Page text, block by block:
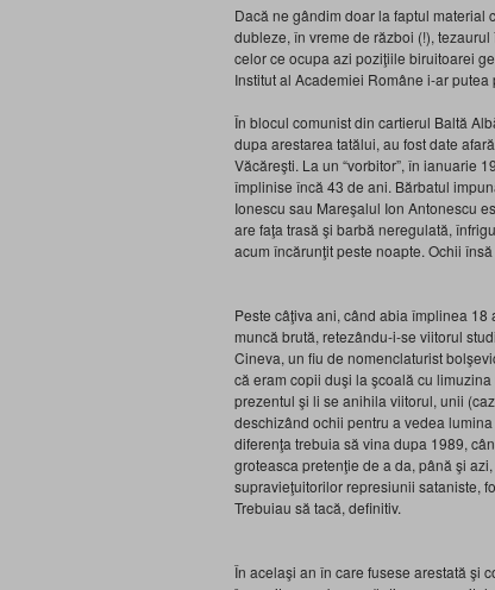
Dacă ne gândim doar la faptul material
dubleze, în vreme de război (!),
celor ce ocupa azi poziţiile biruitoarei
Institut al Academiei Române i-ar
În blocul comunist din cartierul Baltă
dupa arestarea tatălui, au fost date
Văcăreşti. La un “vorbitor”, în ianuarie
împlinise încă 43 de ani. Bărbatul
Ionescu sau Mareşalul Ion Antonescu
are faţa trasă şi barbă neregulată,
acum încărunţit peste noapte. Ochii
Peste câţiva ani, când abia împlinea
muncă brută, retezându-i-se viitorul
Cineva, un fiu de nomenclaturist
că eram copii duşi la şcoală cu
prezentul şi li se anihila viitorul, unii
deschizând ochii pentru a vedea
diferenţa trebuia să vina dupa 1989,
groteasca pretenţie de a da, până şi
supravieţuitorilor represiunii sataniste,
Trebuiau să tacă, definitiv.
În acelaşi an în care fusese arestată şi